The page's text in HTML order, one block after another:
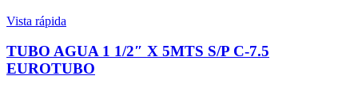
Vista rápida
TUBO AGUA 1 1/2″ X 5MTS S/P C-7.5
EUROTUBO